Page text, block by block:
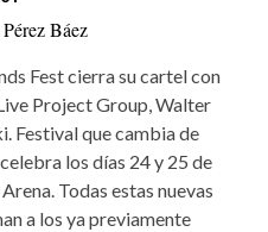
Báez
Fest cierra su cartel con
Project Group, Walter
Festival que cambia de
los días 24 y 25 de
Todas estas nuevas
a los ya previamente